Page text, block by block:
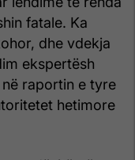
fatale. Ka
dhe vdekja
ekspertësh
raportin e tyre
hetimore